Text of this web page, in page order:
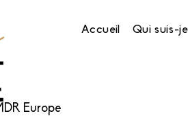
Europe
Accueil Qui suis-je